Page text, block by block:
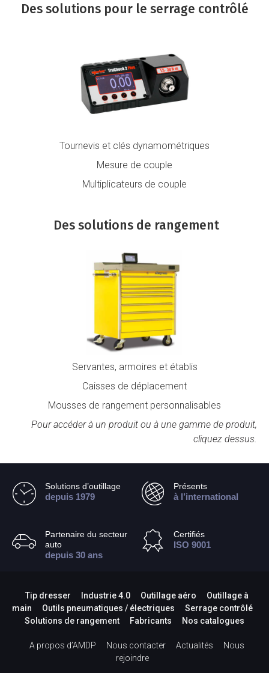
Des solutions pour le serrage contrôlé
Tournevis et clés dynamométriques
Mesure de couple
Multiplicateurs de couple
Des solutions de rangement
Servantes, armoires et établis
Caisses de déplacement
Mousses de rangement personnalisables
Pour accéder à un produit ou à une gamme de produit,
cliquez dessus.
Solutions d’outillage
depuis 1979
Présents
à l’international
Partenaire du secteur
auto
depuis 30 ans
Certifiés
ISO 9001
Tip dresser Industrie 4.0 Outillage aéro
Outillage à
main
Outils pneumatiques / électriques
Serrage contrôlé
Solutions de rangement
Fabricants Nos catalogues
A propos d’AMDP Nous contacter Actualités
Nous
rejoindre